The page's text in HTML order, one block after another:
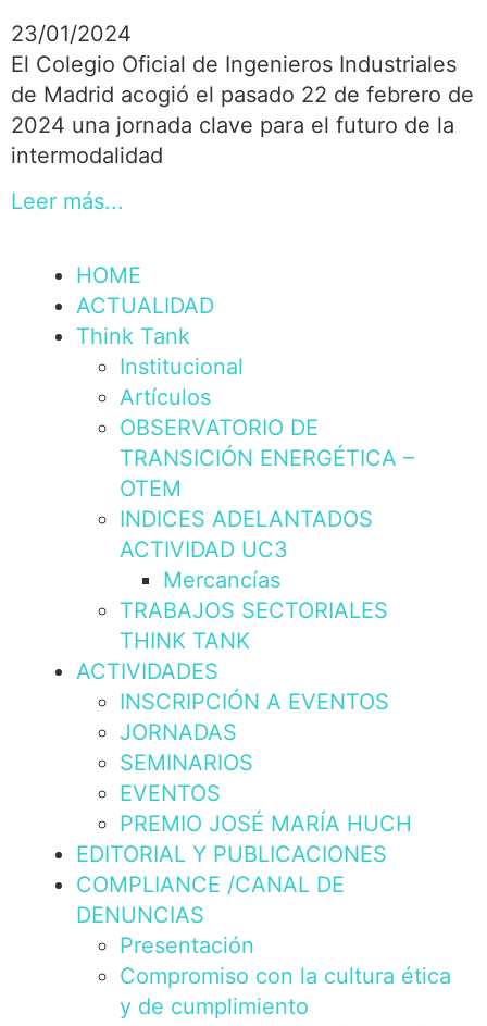
23/01/2024
El Colegio Oficial de Ingenieros Industriales
de Madrid acogió el pasado 22 de febrero de
2024 una jornada clave para el futuro de la
intermodalidad
Leer más...
HOME
ACTUALIDAD
Think Tank
Institucional
Artículos
OBSERVATORIO DE
TRANSICIÓN ENERGÉTICA –
OTEM
INDICES ADELANTADOS
ACTIVIDAD UC3
Mercancías
TRABAJOS SECTORIALES
THINK TANK
ACTIVIDADES
INSCRIPCIÓN A EVENTOS
JORNADAS
SEMINARIOS
EVENTOS
PREMIO JOSÉ MARÍA HUCH
EDITORIAL Y PUBLICACIONES
COMPLIANCE /CANAL DE
DENUNCIAS
Presentación
Compromiso con la cultura ética
y de cumplimiento